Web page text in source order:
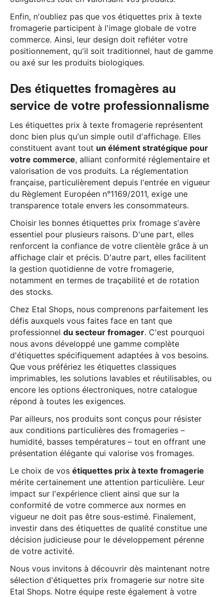
Enfin, n'oubliez pas que vos étiquettes prix à texte
fromagerie participent à l'image globale de votre
commerce. Ainsi, leur design doit refléter votre
positionnement, qu'il soit traditionnel, haut de gamme
ou axé sur les produits biologiques.
Des étiquettes fromagères au
service de votre professionnalisme
Les étiquettes prix à texte fromagerie représentent
donc bien plus qu'un simple outil d'affichage. Elles
constituent avant tout un élément stratégique pour
votre commerce, alliant conformité réglementaire et
valorisation de vos produits. La réglementation
française, particulièrement depuis l'entrée en vigueur
du Règlement Européen n°1169/2011, exige une
transparence totale envers les consommateurs.
Choisir les bonnes étiquettes prix fromage s'avère
essentiel pour plusieurs raisons. D'une part, elles
renforcent la confiance de votre clientèle grâce à un
affichage clair et précis. D'autre part, elles facilitent
la gestion quotidienne de votre fromagerie,
notamment en termes de traçabilité et de rotation
des stocks.
Chez Etal Shops, nous comprenons parfaitement les
défis auxquels vous faites face en tant que
professionnel du secteur fromager. C'est pourquoi
nous avons développé une gamme complète
d'étiquettes spécifiquement adaptées à vos besoins.
Que vous préfériez les étiquettes classiques
imprimables, les solutions lavables et réutilisables, ou
encore les options électroniques, notre catalogue
répond à toutes les exigences.
Par ailleurs, nos produits sont conçus pour résister
aux conditions particulières des fromageries –
humidité, basses températures – tout en offrant une
présentation élégante qui valorise vos fromages.
Le choix de vos étiquettes prix à texte fromagerie
mérite certainement une attention particulière. Leur
impact sur l'expérience client ainsi que sur la
conformité de votre commerce aux normes en
vigueur ne doit pas être sous-estimé. Finalement,
investir dans des étiquettes de qualité constitue une
décision judicieuse pour le développement pérenne
de votre activité.
Nous vous invitons à découvrir dès maintenant notre
sélection d'étiquettes prix fromagerie sur notre site
Etal Shops. Notre équipe reste également à votre